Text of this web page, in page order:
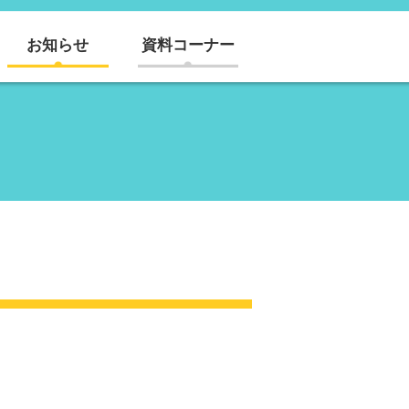
お知らせ 資料コーナー